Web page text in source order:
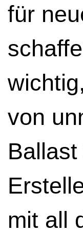
für
von
mit all